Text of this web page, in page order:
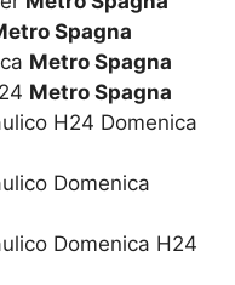
Spagna
Metro Spagna
Metro Spagna
H24 Domenica
Domenica
Domenica H24